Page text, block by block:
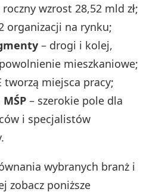
roczny wzrost 28,52 mld zł;
organizacji na rynku;
– drogi i kolej,
mieszkaniowe;
tworzą miejsca pracy;
– szerokie pole dla
i specjalistów
wybranych branż i
zobacz poniższe